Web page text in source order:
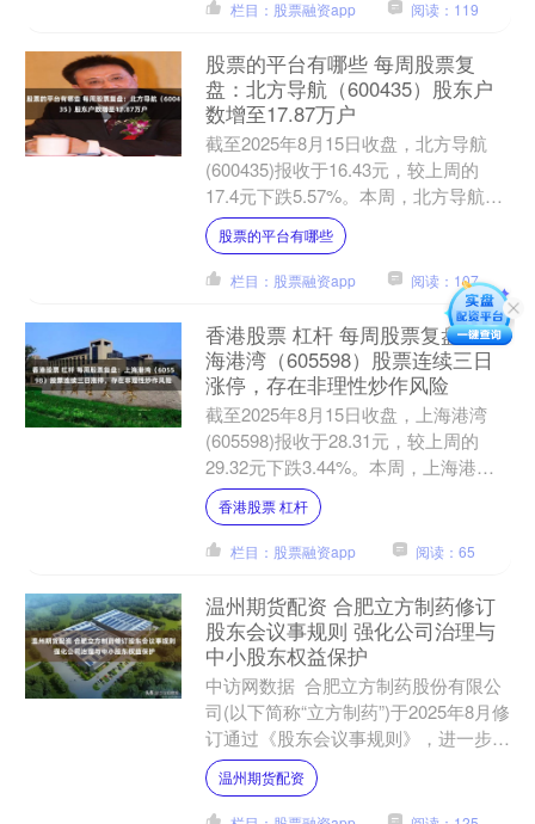
栏目：股票融资app 阅读：119
股票的平台有哪些 每周股票复
盘：北方导航（600435）股东户
数增至17.87万户
截至2025年8月15日收盘，北方导航
(600435)报收于16.43元，较上周的
17.4元下跌5.57%。本周，北方导航8
月11日盘中最高价报17.89元。8....
股票的平台有哪些
栏目：股票融资app 阅读：107
香港股票 杠杆 每周股票复盘：上
海港湾（605598）股票连续三日
涨停，存在非理性炒作风险
截至2025年8月15日收盘，上海港湾
(605598)报收于28.31元，较上周的
29.32元下跌3.44%。本周，上海港湾8
月11日盘中最高价报32.25元，....
香港股票 杠杆
栏目：股票融资app 阅读：65
温州期货配资 合肥立方制药修订
股东会议事规则 强化公司治理与
中小股东权益保护
中访网数据 合肥立方制药股份有限公
司(以下简称“立方制药”)于2025年8月修
订通过《股东会议事规则》，进一步规
范股东会运作流程，明确股东权利行使
机制，并强化....
温州期货配资